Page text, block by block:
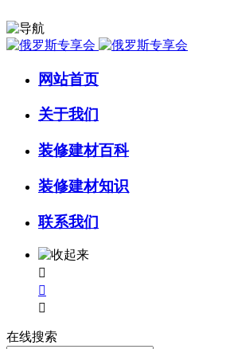
网站首页
关于我们
装修建材百科
装修建材知识
联系我们



在线搜索